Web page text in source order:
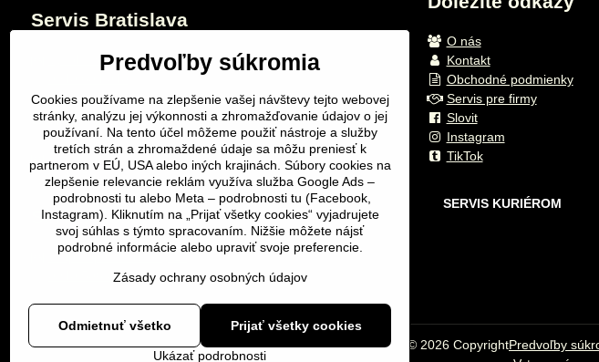
Servis Bratislava
Vysoká 34
Servis Žilina
Revolučná 2
0940 503 040
Servis Košice
v Tip-Top ČS armády 18
0940 506 040
O nás
Kontakt
Obchodné podmienky
Servis pre firmy
Slovit
Instagram
TikTok
SERVIS KURIÉROM
© 2026CopyrightPredvoľby
Predvoľby súkromia
Cookies používame na zlepšenie vašej návštevy tejto webovej
stránky, analýzu jej výkonnosti a zhromažďovanie údajov o jej
používaní. Na tento účel môžeme použiť nástroje a služby
tretích strán a zhromaždené údaje sa môžu preniesť k
partnerom v EÚ, USA alebo iných krajinách. Súbory cookies na
zlepšenie relevancie reklám využíva služba Google Ads –
podrobnosti tu alebo Meta – podrobnosti tu (Facebook,
Instagram). Kliknutím na „Prijať všetky cookies“ vyjadrujete
svoj súhlas s týmto spracovaním. Nižšie môžete nájsť
podrobné informácie alebo upraviť svoje preferencie.
Zásady ochrany osobných údajov
Ukázať podrobnosti
Prijať všetky cookies
Odmietnuť všetko